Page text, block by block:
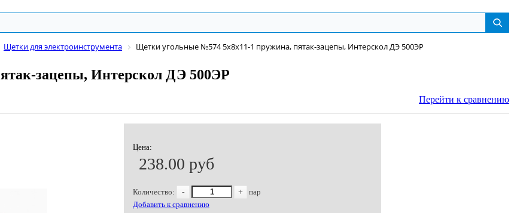
Щетки для электроинструмента Щетки угольные №574 5х8х11-1 пружина, пятак-зацепы, Интерскол ДЭ 500ЭР
зацепы, Интерскол ДЭ 500ЭР
Перейти к сравнению
Цена:
238.00 руб
Количество: - +
пар
Добавить к сравнению